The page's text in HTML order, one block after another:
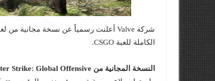
الكاملة للعبة CSGO.
النسخة المجانية من Counter Strike: Global Offensive ستفتح لك تجربة كاملة للعبة أوفلاين